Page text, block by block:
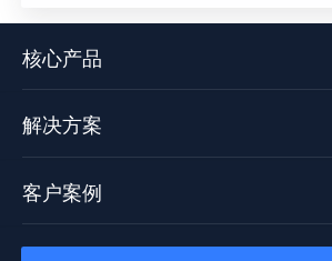
台技术发展迈向了新阶段。
核心产品
解决方案
客户案例